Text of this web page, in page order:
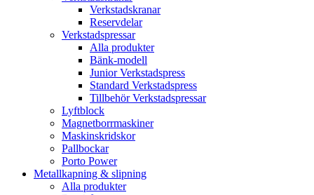
Verkstadskranar
Reservdelar
Verkstadspressar
Alla produkter
Bänk-modell
Junior Verkstadspress
Standard Verkstadspress
Tillbehör Verkstadspressar
Lyftblock
Magnetborrmaskiner
Maskinskridskor
Pallbockar
Porto Power
Metallkapning & slipning
Alla produkter